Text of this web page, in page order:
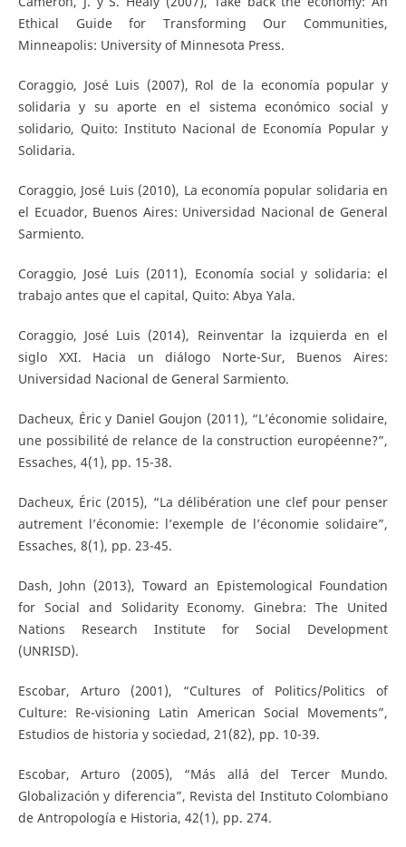
Ethical Guide for Transforming Our Communities,
Minneapolis: University of Minnesota Press.
Coraggio, José Luis (2007), Rol de la economía popular y
solidaria y su aporte en el sistema económico social y
solidario, Quito: Instituto Nacional de Economía Popular y
Solidaria.
Coraggio, José Luis (2010), La economía popular solidaria en
el Ecuador, Buenos Aires: Universidad Nacional de General
Sarmiento.
Coraggio, José Luis (2011), Economía social y solidaria: el
trabajo antes que el capital, Quito: Abya Yala.
Coraggio, José Luis (2014), Reinventar la izquierda en el
siglo XXI. Hacia un diálogo Norte-Sur, Buenos Aires:
Universidad Nacional de General Sarmiento.
Dacheux, Éric y Daniel Goujon (2011), “L’économie solidaire,
une possibilité de relance de la construction européenne?”,
Essaches, 4(1), pp. 15-38.
Dacheux, Éric (2015), “La délibération une clef pour penser
autrement l’économie: l’exemple de l’économie solidaire”,
Essaches, 8(1), pp. 23-45.
Dash, John (2013), Toward an Epistemological Foundation
for Social and Solidarity Economy. Ginebra: The United
Nations Research Institute for Social Development
(UNRISD).
Escobar, Arturo (2001), “Cultures of Politics/Politics of
Culture: Re-visioning Latin American Social Movements”,
Estudios de historia y sociedad, 21(82), pp. 10-39.
Escobar, Arturo (2005), “Más allá del Tercer Mundo.
Globalización y diferencia”, Revista del Instituto Colombiano
de Antropología e Historia, 42(1), pp. 274.